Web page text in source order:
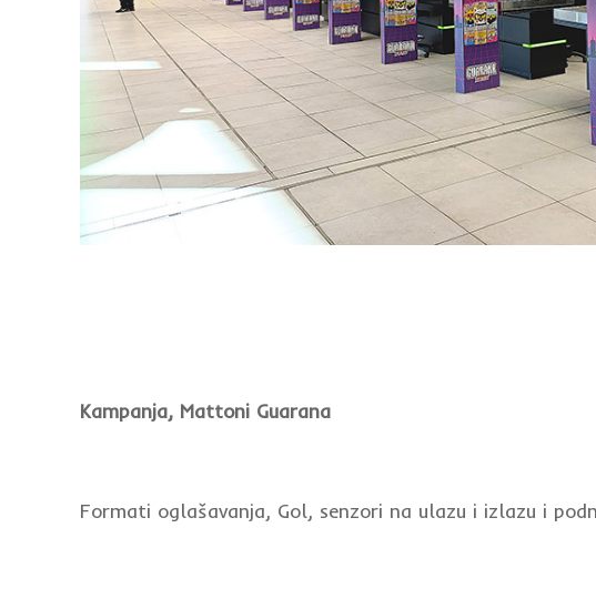
Kampanja, Mattoni Guarana
Formati oglašavanja, Gol, senzori na ulazu i izlazu i